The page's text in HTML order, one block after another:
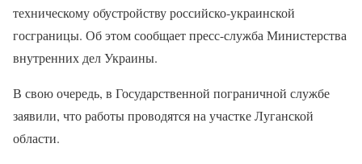
техническому обустройству российско-украинской
госграницы. Об этом сообщает пресс-служба Министерства
внутренних дел Украины.
В свою очередь, в Государственной пограничной службе
заявили, что работы проводятся на участке Луганской
области.